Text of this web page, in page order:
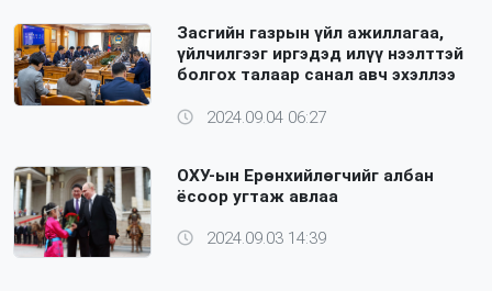
Засгийн газрын үйл ажиллагаа,
үйлчилгээг иргэдэд илүү нээлттэй
болгох талаар санал авч эхэллээ
2024.09.04 06:27
ОХУ-ын Ерөнхийлөгчийг албан
ёсоор угтаж авлаа
2024.09.03 14:39